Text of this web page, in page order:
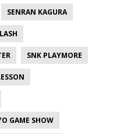
SENRAN KAGURA
SNK PLAYMORE
GAME SHOW